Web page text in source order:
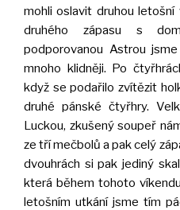
mohli oslavit druhou letošní
druhého zápasu s
podporovanou Astrou
mnoho klidněji. Po
když se podařilo zvítězit
druhé pánské čtyřhry.
Luckou, zkušený soupeř
ze tří mečbolů a pak celý
dvouhrách si pak jediný
která během tohoto
letošním utkání jsme tím